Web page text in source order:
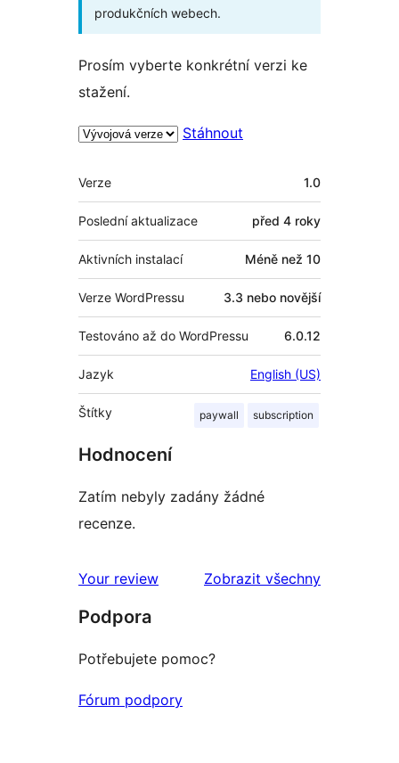
produkčních webech.
Prosím vyberte konkrétní verzi ke
stažení.
Stáhnout
Meta
Verze 1.0
Poslední aktualizace před 4 roky
Aktivních instalací Méně než 10
Verze WordPressu 3.3 nebo novější
Testováno až do WordPressu 6.0.12
Jazyk English (US)
Štítky paywall subscription
Hodnocení
Zatím nebyly zadány žádné
recenze.
Your review Zobrazit všechnyrecenze
Podpora
Potřebujete pomoc?
Fórum podpory